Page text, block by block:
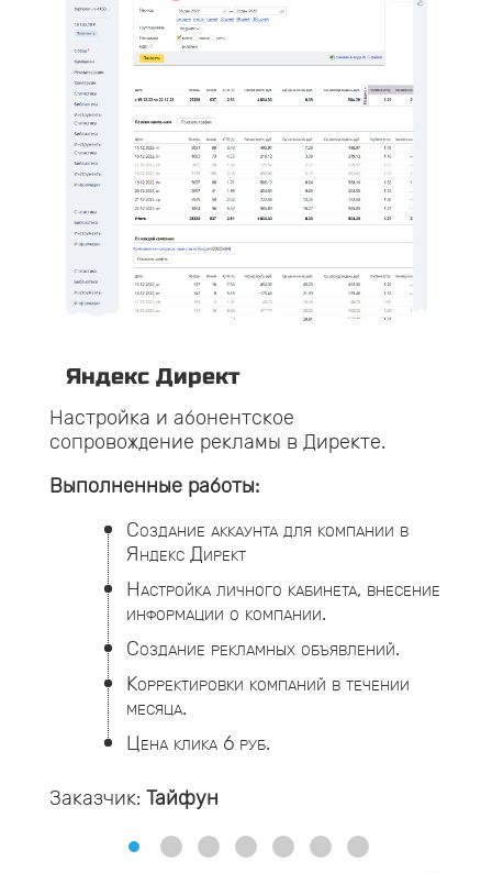
Яндекс Директ
Настройка и абонентское
сопровождение рекламы в Директе.
Выполненные работы:
Создание аккаунта для компании в
Яндекс Директ
Настройка личного кабинета, внесение
информации о компании.
Создание рекламных объявлений.
Корректировки компаний в течении
месяца.
Цена клика 6 руб.
Заказчик:Тайфун